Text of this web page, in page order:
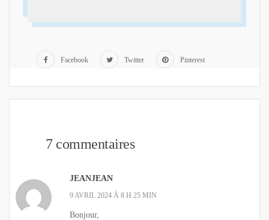
Facebook Twitter Pinterest
7 commentaires
JEANJEAN
9 AVRIL 2024 À 8 H 25 MIN
Bonjour,